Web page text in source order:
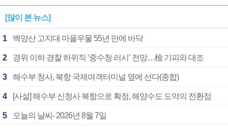
[많이 본 뉴스]
1 백양산 고지대 마을우물 55년 만에 바닥
2 경위 이하 경찰 하위직 ‘중수청 러시’ 전망…檢 기피와 대조
3 해수부 청사, 북항 국제여객터미널 옆에 선다(종합)
4 [사설] 해수부 신청사 북항으로 확정, 해양수도 도약의 전환점
5 오늘의 날씨- 2026년 8월 7일